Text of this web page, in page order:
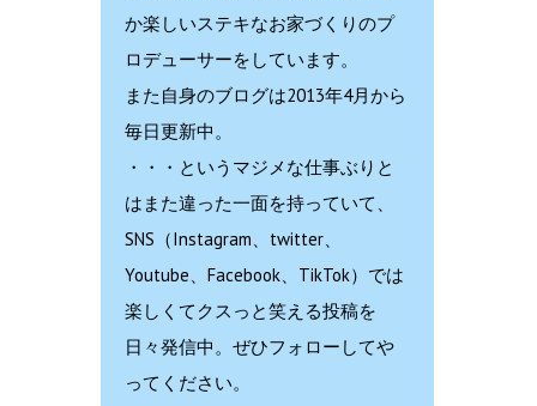
か楽しいステキなお家づくりのプ
ロデューサーをしています。
また自身のブログは2013年4月から
毎日更新中。
・・・というマジメな仕事ぶりと
はまた違った一面を持っていて、
SNS（Instagram、twitter、
Youtube、Facebook、TikTok）では
楽しくてクスっと笑える投稿を
日々発信中。ぜひフォローしてや
ってください。